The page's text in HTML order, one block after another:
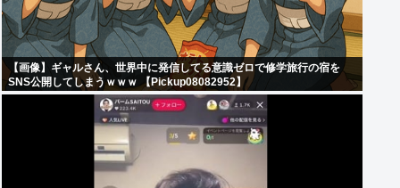
【画像】ギャルさん、世界中に発信してる意識ゼロで修学旅行の宿を
SNS公開してしまうｗｗｗ 【Pickup08082952】